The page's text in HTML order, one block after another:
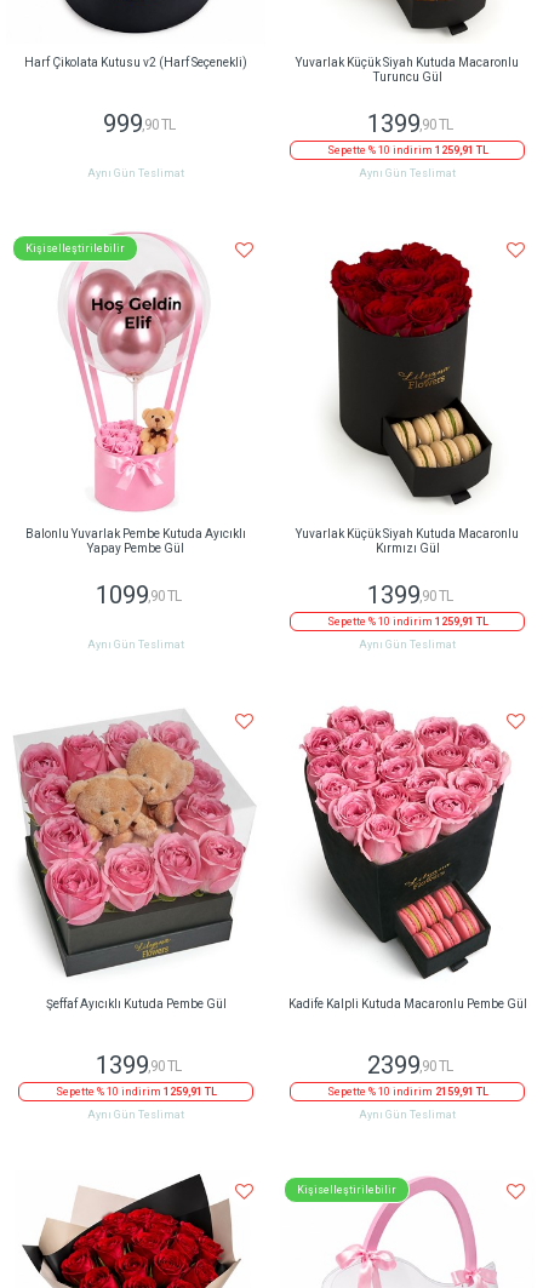
Harf Çikolata Kutusu v2 (Harf Seçenekli)
999,90 TL
Aynı Gün Teslimat
Yuvarlak Küçük Siyah Kutuda Macaronlu
Turuncu Gül
1399,90 TL
Sepette % 10 indirim 1259,91 TL
Aynı Gün Teslimat
Kişiselleştirilebilir
Balonlu Yuvarlak Pembe Kutuda Ayıcıklı
Yapay Pembe Gül
1099 ,90 TL
Aynı Gün Teslimat
Yuvarlak Küçük Siyah Kutuda Macaronlu
Kırmızı Gül
1399 ,90 TL
Sepette % 10 indirim 1259,91 TL
Aynı Gün Teslimat
Şeffaf Ayıcıklı Kutuda Pembe Gül
1399,90 TL
Sepette % 10 indirim 1259,91 TL
Aynı Gün Teslimat
Kadife Kalpli Kutuda Macaronlu Pembe Gül
2399,90 TL
Sepette % 10 indirim 2159,91 TL
Aynı Gün Teslimat
Kişiselleştirilebilir